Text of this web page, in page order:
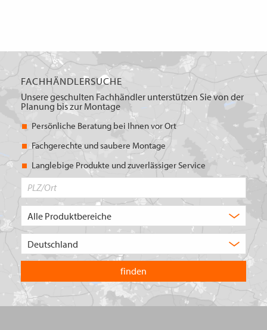
FACHHÄNDLERSUCHE
Unsere geschulten Fachhändler unterstützen Sie von der
Planung bis zur Montage
Persönliche Beratung bei Ihnen vor Ort
Fachgerechte und saubere Montage
Langlebige Produkte und zuverlässiger Service
in
welchem
Land
Sie
suchen